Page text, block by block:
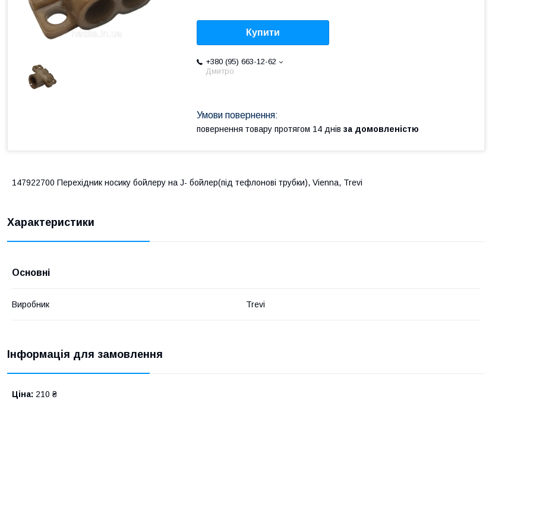
Купити
+380 (95) 663-12-62
Дмитро
повернення товару протягом 14 днів за домовленістю
147922700 Перехідник носику бойлеру на J- бойлер(під тефлонові трубки), Vienna, Trevi
Характеристики
Основні
Виробник Trevi
Інформація для замовлення
Ціна: 210 ₴